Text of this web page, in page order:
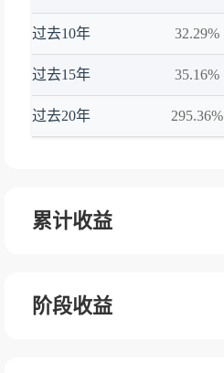
过去10年 32.29%
过去15年 35.16%
过去20年 295.36%
累计收益
阶段收益